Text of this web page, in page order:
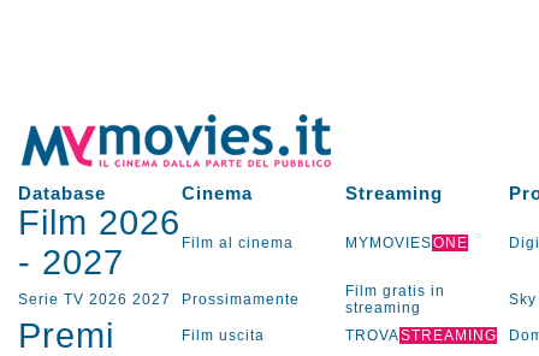
Database Cinema Streaming
Film 2026
- 2027 Film al cinema MYMOVIESONE
Serie TV 2026 2027 Prossimamente
Film gratis in
streaming
Sky
Premi Film uscita TROVASTREAMING